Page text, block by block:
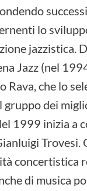
lo
jazzistica.
Jazz (nel
Rava, che lo
gruppo dei
1999 inizia a
Trovesi.
concertistica
di musica